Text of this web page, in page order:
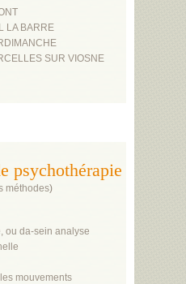
LA BARRE
SUR VIOSNE
psychothérapie
méthodes)
ou da-sein analyse
mouvements